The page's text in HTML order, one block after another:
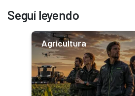
Seguí leyendo
Agricultura